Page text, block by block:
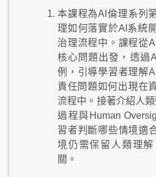
本課程為AI倫理系列
理如何落實於AI系統
治理流程中。課程從
核心問題出發，透過
例，引導學習者理解
責任問題如何出現在
流程中。接著介紹人
過程與Human
習者判斷哪些情境適
境仍需保留人類理
關。